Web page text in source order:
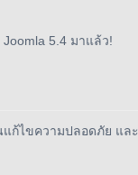
5.4 มาแล้ว!
แก้ไขความปลอดภัย แล